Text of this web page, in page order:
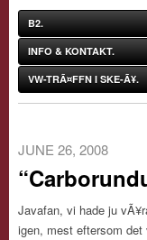
B2.
INFO & KONTAKT.
VW-TRÃ¤FFN I SKE-Ã¥.
JUNE 26, 2008
Javafan, vi hade ju
igen, mest eftersom